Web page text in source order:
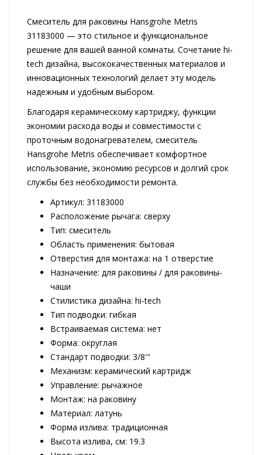
Смеситель для раковины Hansgrohe Metris
31183000 — это стильное и функциональное
решение для вашей ванной комнаты. Сочетание hi-
tech дизайна, высококачественных материалов и
инновационных технологий делает эту модель
надежным и удобным выбором.
Благодаря керамическому картриджу, функции
экономии расхода воды и совместимости с
проточным водонагревателем, смеситель
Hansgrohe Metris обеспечивает комфортное
использование, экономию ресурсов и долгий срок
службы без необходимости ремонта.
Артикул: 31183000
Расположение рычага: сверху
Тип: смеситель
Область применения: бытовая
Отверстия для монтажа: на 1 отверстие
Назначение: для раковины / для раковины-
чаши
Стилистика дизайна: hi-tech
Тип подводки: гибкая
Встраиваемая система: нет
Форма: округлая
Стандарт подводки: 3/8'"
Механизм: керамический картридж
Управление: рычажное
Монтаж: на раковину
Материал: латунь
Форма излива: традиционная
Высота излива, см: 19.3